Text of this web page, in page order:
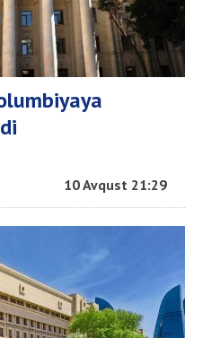
10 Avqust 21:29